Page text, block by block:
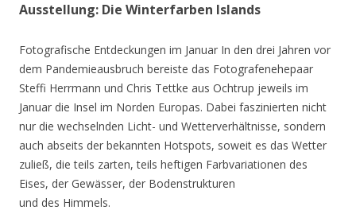
Ausstellung: Die Winterfarben Islands
Fotografische Entdeckungen im Januar In den drei Jahren vor
dem Pandemieausbruch bereiste das Fotografenehepaar
Steffi Herrmann und Chris Tettke aus Ochtrup jeweils im
Januar die Insel im Norden Europas. Dabei faszinierten nicht
nur die wechselnden Licht- und Wetterverhältnisse, sondern
auch abseits der bekannten Hotspots, soweit es das Wetter
zuließ, die teils zarten, teils heftigen Farbvariationen des
Eises, der Gewässer, der Bodenstrukturen
und des Himmels.